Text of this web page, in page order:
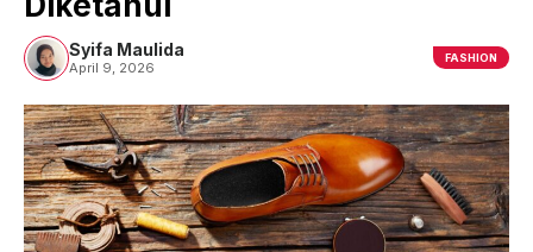
Syifa Maulida
April 9, 2026
FASHION